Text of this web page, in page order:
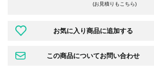
(お見積りもこちら)